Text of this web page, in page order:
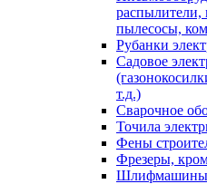
распылители,
пылесосы,
Рубанки
Садовое
т.д.)
Сварочное
Точила
Фены
Фрезеры,
Шлифмашины